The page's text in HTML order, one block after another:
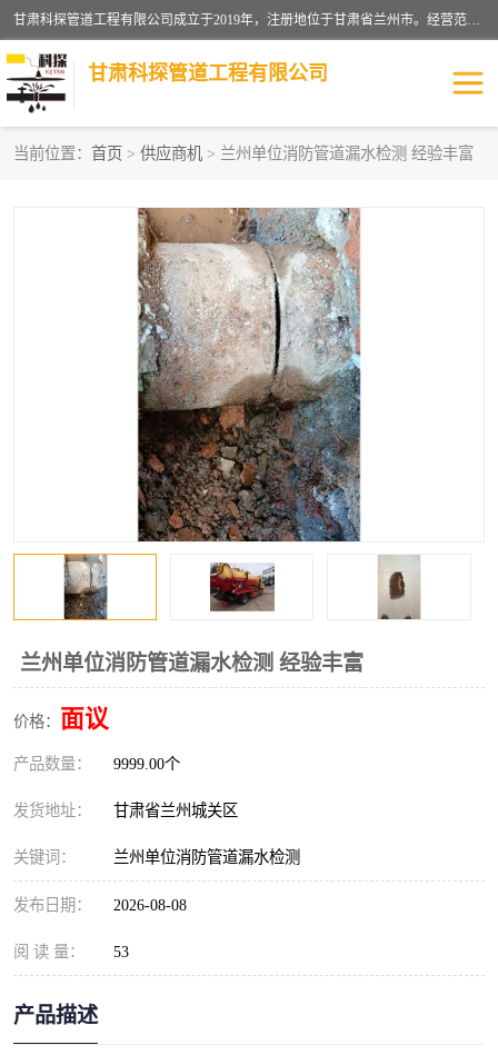
甘肃科探管道工程有限公司成立于2019年，注册地位于甘肃省兰州市。经营范围包括管道安装、清洗、疏通、维修、检测，防水工程，工程钻孔，化粪池清理，暖气安装，给排水管道安装维修，室内外管道如消防、供水、供热管道漏水检测定位，室内外防水堵漏等。
甘肃科探管道工程有限公司
当前位置： 首页 > 供应商机 > 兰州单位消防管道漏水检测 经验丰富
兰州单位消防管道漏水检测 经验丰富
价格： 面议
产品数量： 9999.00个
发货地址： 甘肃省兰州城关区
关键词： 兰州单位消防管道漏水检测
发布日期： 2026-08-08
阅 读 量： 53
产品描述
漏水检查维修 消防管道漏水
供热管道漏水 排水管道漏水
自来水管漏水 管道疏通
高压车疏通清淤